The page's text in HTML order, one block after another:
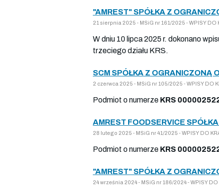
"AMREST" SPÓŁKA Z
21 sierpnia 2025 - MSiG nr 161/2025 - WPISY
W dniu 10 lipca 2025 r. dokonano
trzeciego działu KRS.
SCM SPÓŁKA Z OGRANICZONĄ
2 czerwca 2025 - MSiG nr 105/2025 - WPISY
Podmiot o numerze KRS
AMREST FOODSERVICE
28 lutego 2025 - MSiG nr 41/2025 - WPISY DO
Podmiot o numerze KRS
"AMREST" SPÓŁKA Z
24 września 2024 - MSiG nr 186/2024 - WPISY